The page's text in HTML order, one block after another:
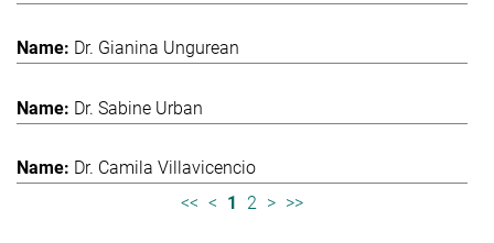
Dr. Gianina Ungurean
Dr. Sabine Urban
Dr. Camila Villavicencio
<< < 1 2 > >>